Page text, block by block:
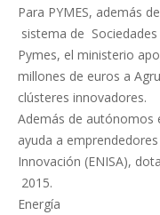
Para PYMES, además
sistema de
Pymes, el ministerio
millones de euros a
clústeres innovadores.
Además de autónomos
ayuda a
Innovación (ENISA),
2015.
Energía